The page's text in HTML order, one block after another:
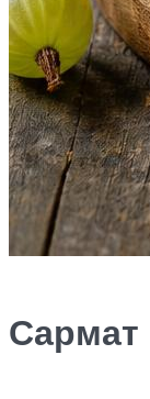
Сармат